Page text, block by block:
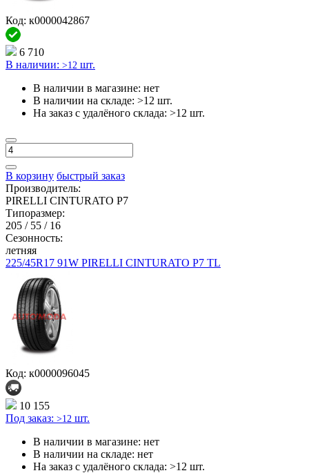
Код: к0000042867
6 710
В наличии: >12 шт.
В наличии в магазине: нет
В наличии на складе: >12 шт.
На заказ с удалёного склада: >12 шт.
В корзину быстрый заказ
Производитель:
PIRELLI CINTURATO P7
Типоразмер:
205 / 55 / 16
Сезонность:
летняя
225/45R17 91W PIRELLI CINTURATO P7 TL
Код: к0000096045
10 155
Под заказ: >12 шт.
В наличии в магазине: нет
В наличии на складе: нет
На заказ с удалёного склада: >12 шт.